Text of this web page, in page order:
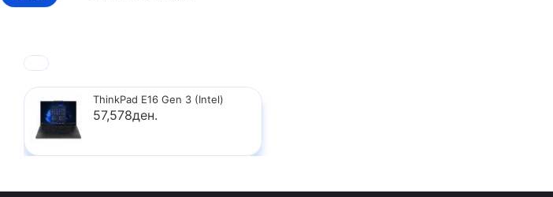
ThinkPad E16 Gen 3 (Intel)
57,578ден.